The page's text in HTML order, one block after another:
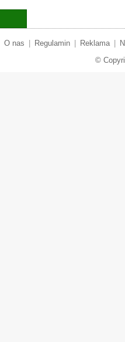
O nas Regulamin Reklama
©